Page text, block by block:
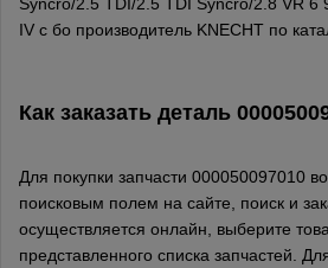
IV c бо производитель KNECHT по
Как заказать деталь
Для покупки запчасти 000050097010
поисковым полем на сайте, поиск и
осуществляется онлайн, выберите
представленного списка запчастей.